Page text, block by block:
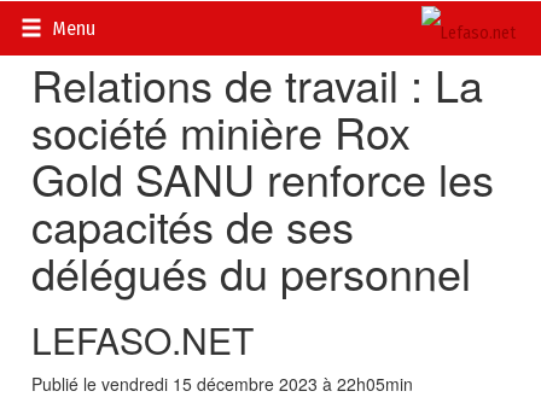
Menu
Accueil>
Relations de travail : La
société minière Rox
Gold SANU renforce les
capacités de ses
délégués du personnel
LEFASO.NET
Publié le vendredi 15 décembre 2023 à 22h05min